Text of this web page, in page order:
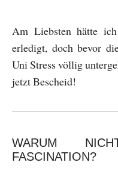
Am Liebsten hätte
erledigt, doch bevor
Uni Stress völlig
jetzt Bescheid!
WARUM
FASCINATION?